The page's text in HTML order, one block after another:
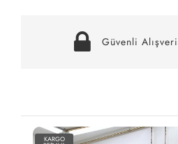
Güvenli
KARGO